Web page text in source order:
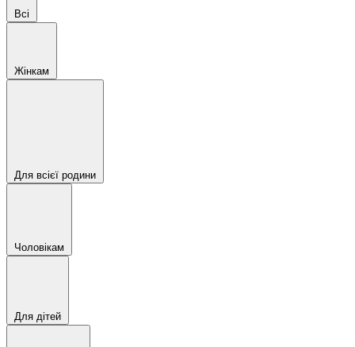
Всі
Жінкам
Для всієї родини
Чоловікам
Для дітей